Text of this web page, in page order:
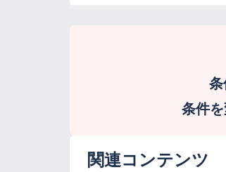
条
条件
関連コンテンツ